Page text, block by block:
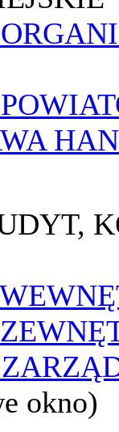
okno)